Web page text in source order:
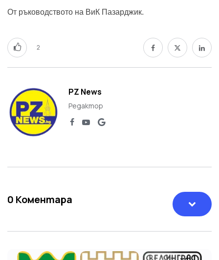
От ръководството на ВиК Пазарджик.
2
PZ News
Редактор
0 Коментара